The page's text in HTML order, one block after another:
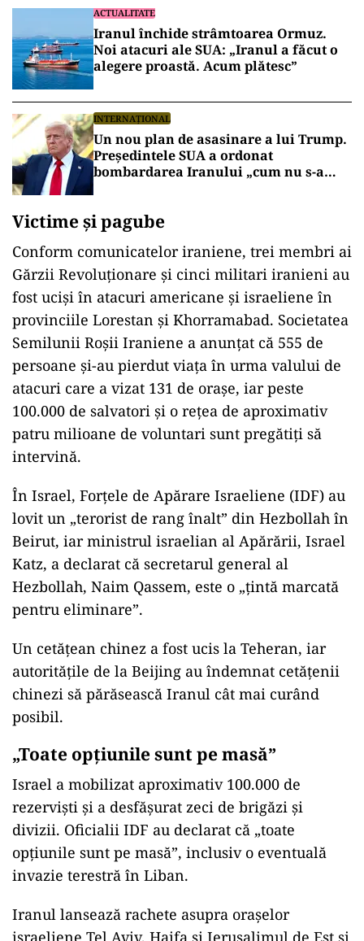
ACTUALITATE
Iranul închide strâmtoarea Ormuz.
Noi atacuri ale SUA: „Iranul a făcut o
alegere proastă. Acum plătesc”
INTERNAȚIONAL
Un nou plan de asasinare a lui Trump.
Președintele SUA a ordonat
bombardarea Iranului „cum nu s-a
Victime și pagube
Conform comunicatelor iraniene, trei membri ai
Gărzii Revoluționare și cinci militari iranieni au
fost uciși în atacuri americane și israeliene în
provinciile Lorestan și Khorramabad. Societatea
Semilunii Roșii Iraniene a anunțat că 555 de
persoane și-au pierdut viața în urma valului de
atacuri care a vizat 131 de orașe, iar peste
100.000 de salvatori și o rețea de aproximativ
patru milioane de voluntari sunt pregătiți să
intervină.
În Israel, Forțele de Apărare Israeliene (IDF) au
lovit un „terorist de rang înalt” din Hezbollah în
Beirut, iar ministrul israelian al Apărării, Israel
Katz, a declarat că secretarul general al
Hezbollah, Naim Qassem, este o „țintă marcată
pentru eliminare”.
Un cetățean chinez a fost ucis la Teheran, iar
autoritățile de la Beijing au îndemnat cetățenii
chinezi să părăsească Iranul cât mai curând
posibil.
„Toate opțiunile sunt pe masă”
Israel a mobilizat aproximativ 100.000 de
rezerviști și a desfășurat zeci de brigăzi și
divizii. Oficialii IDF au declarat că „toate
opțiunile sunt pe masă”, inclusiv o eventuală
invazie terestră în Liban.
Iranul lansează rachete asupra orașelor
israeliene Tel Aviv, Haifa și Ierusalimul de Est și